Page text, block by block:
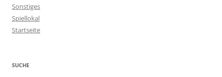
Sonstiges
Spiellokal
Startseite
SUCHE